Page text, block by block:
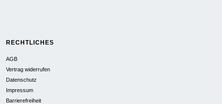
RECHTLICHES
AGB
Vertrag widerrufen
Datenschutz
Impressum
Barrierefreiheit